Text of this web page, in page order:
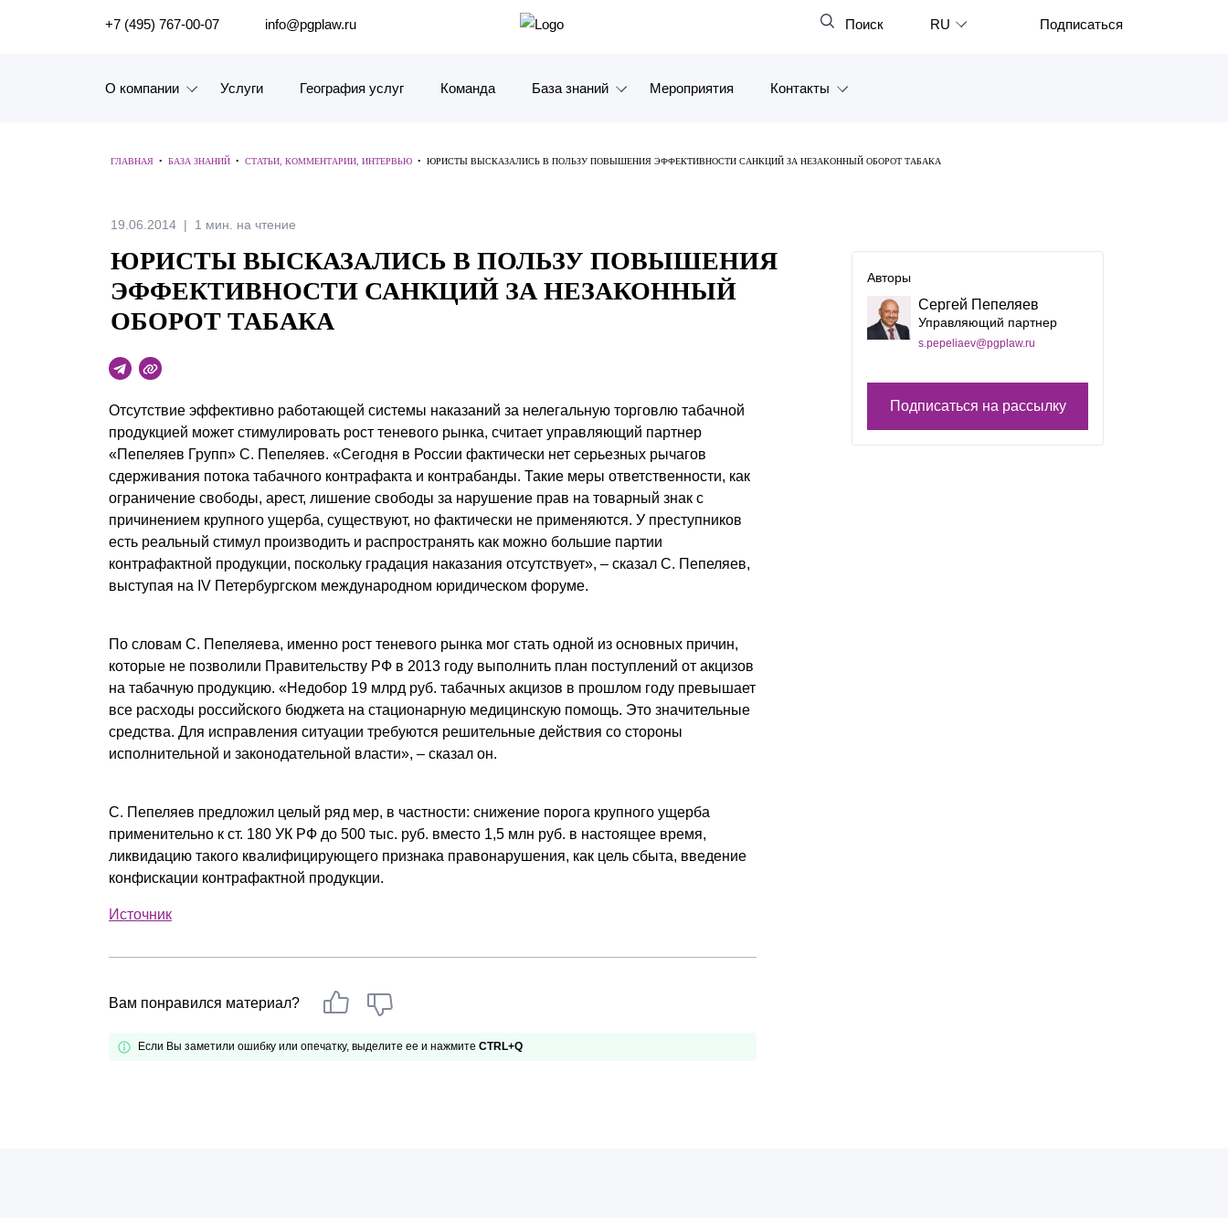
ПОИСК ПО САЙТУ Закрыть
+7 (495) 767-00-07 info@pgplaw.ru Поиск RU
日本語
Português
Türkçe
Подписаться
О компании
Наш опыт
Рейтинги, Награды, Цифры
Почему «Пепеляев Групп»?
Обращение Управляющего
Партнера
Социальная
ответственность
Услуги География услуг Команда База знаний
Видео
Презентации экспертов
Брошюры
Мероприятия Контакты
Владивосток
ГЛАВНАЯ • БАЗА ЗНАНИЙ • СТАТЬИ, КОММЕНТАРИИ, ИНТЕРВЬЮ • ЮРИСТЫ ВЫСКАЗАЛИСЬ В ПОЛЬЗУ ПОВЫШЕНИЯ ЭФФЕКТИВНОСТИ САНКЦИЙ ЗА НЕЗАКОННЫЙ ОБОРОТ ТАБАКА
19.06.2014 1 мин. на чтение
ЮРИСТЫ ВЫСКАЗАЛИСЬ В ПОЛЬЗУ ПОВЫШЕНИЯ
ЭФФЕКТИВНОСТИ САНКЦИЙ ЗА НЕЗАКОННЫЙ
ОБОРОТ ТАБАКА
Отсутствие эффективно работающей системы наказаний за нелегальную торговлю табачной
продукцией может стимулировать рост теневого рынка, считает управляющий партнер
«Пепеляев Групп» С. Пепеляев. «Сегодня в России фактически нет серьезных рычагов
сдерживания потока табачного контрафакта и контрабанды. Такие меры ответственности, как
ограничение свободы, арест, лишение свободы за нарушение прав на товарный знак с
причинением крупного ущерба, существуют, но фактически не применяются. У преступников
есть реальный стимул производить и распространять как можно большие партии
контрафактной продукции, поскольку градация наказания отсутствует», – сказал С. Пепеляев,
выступая на IV Петербургском международном юридическом форуме.
По словам С. Пепеляева, именно рост теневого рынка мог стать одной из основных причин,
которые не позволили Правительству РФ в 2013 году выполнить план поступлений от акцизов
на табачную продукцию. «Недобор 19 млрд руб. табачных акцизов в прошлом году превышает
все расходы российского бюджета на стационарную медицинскую помощь. Это значительные
средства. Для исправления ситуации требуются решительные действия со стороны
исполнительной и законодательной власти», – сказал он.
С. Пепеляев предложил целый ряд мер, в частности: снижение порога крупного ущерба
применительно к ст. 180 УК РФ до 500 тыс. руб. вместо 1,5 млн руб. в настоящее время,
ликвидацию такого квалифицирующего признака правонарушения, как цель сбыта, введение
конфискации контрафактной продукции.
Источник
Вам понравился материал?
Если Вы заметили ошибку или опечатку, выделите ее и нажмите CTRL+Q
Авторы
Сергей Пепеляев
Управляющий партнер
s.pepeliaev@pgplaw.ru
Подписаться на рассылку